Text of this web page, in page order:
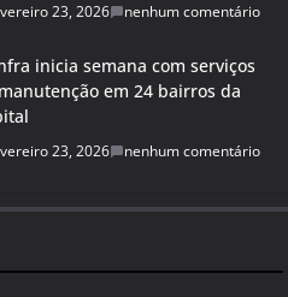
23, 2026 nenhum comentário
inicia semana com serviços
em 24 bairros da
23, 2026 nenhum comentário